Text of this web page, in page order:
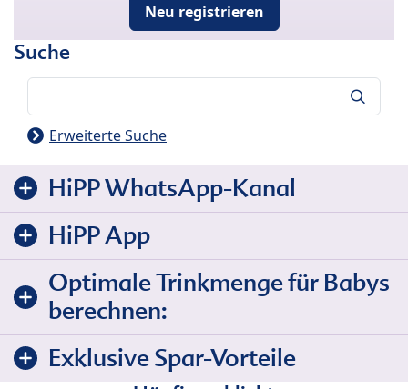
Neu registrieren
Suche
Erweiterte Suche
HiPP WhatsApp-Kanal
HiPP App
Optimale Trinkmenge für Babys
berechnen:
Exklusive Spar-Vorteile